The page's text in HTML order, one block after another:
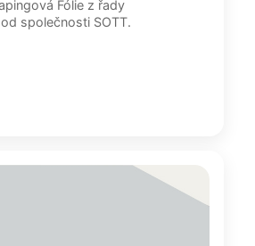
WrapEssentials od společnosti SOTT.